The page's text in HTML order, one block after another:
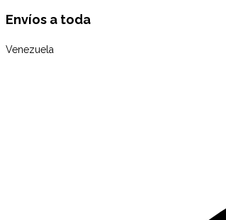
Envíos a toda
Venezuela